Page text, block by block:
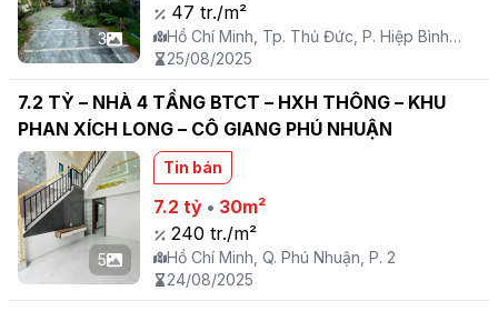
3
47 tr./m²
Hồ Chí Minh, Tp. Thủ Đức, P. Hiệp Bình
Phước
25/08/2025
7.2 TỶ – NHÀ 4 TẦNG BTCT – HXH THÔNG – KHU
PHAN XÍCH LONG – CÔ GIANG PHÚ NHUẬN
5
Tin bán
7.2 tỷ • 30m²
240 tr./m²
Hồ Chí Minh, Q. Phú Nhuận, P. 2
24/08/2025